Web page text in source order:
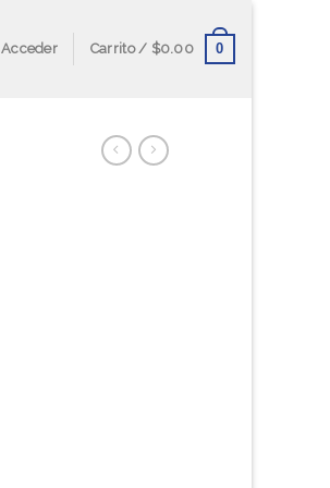
Acceder Carrito / $0.00 0